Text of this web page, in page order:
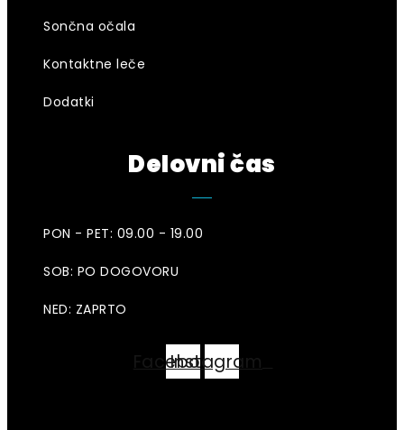
Sončna očala
Kontaktne leče
Dodatki
Delovni čas
PON - PET: 09.00 - 19.00
SOB: PO DOGOVORU
NED: ZAPRTO
Facebook
Instagram